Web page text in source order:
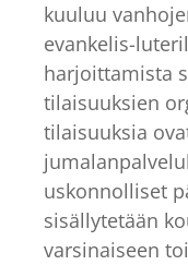
kuuluu
evankelis-
harjoittamista
tilaisuuksien
tilaisuuksia
uskonnolliset
sisällytetään
varsinaiseen